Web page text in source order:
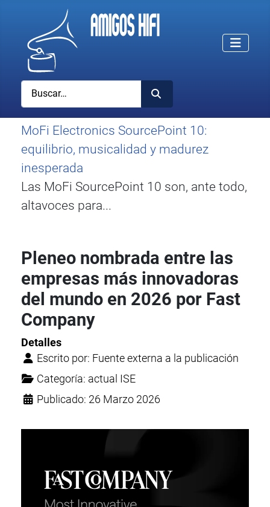
Buscar
MoFi Electronics SourcePoint 10:
equilibrio, musicalidad y madurez
inesperada
Las MoFi SourcePoint 10 son, ante todo,
altavoces para...
Pleneo nombrada entre las
empresas más innovadoras
del mundo en 2026 por Fast
Company
Detalles
Escrito por: Fuente externa a la publicación
Categoría: actual ISE
Publicado: 26 Marzo 2026